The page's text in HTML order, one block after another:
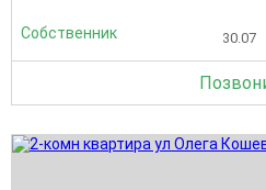
Собственник 30.07